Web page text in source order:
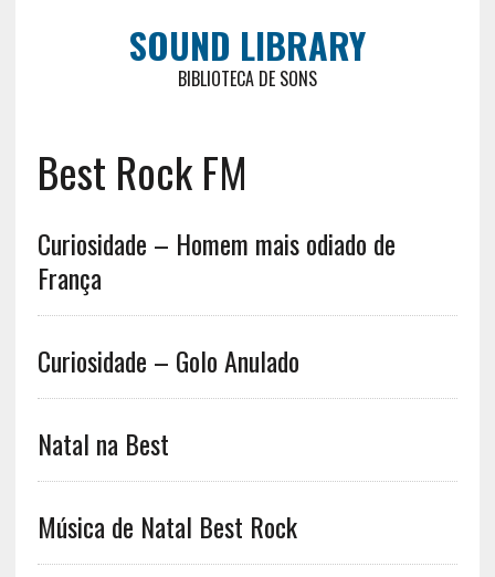
SOUND LIBRARY
BIBLIOTECA DE SONS
Best Rock FM
Curiosidade – Homem mais odiado de
França
Curiosidade – Golo Anulado
Natal na Best
Música de Natal Best Rock